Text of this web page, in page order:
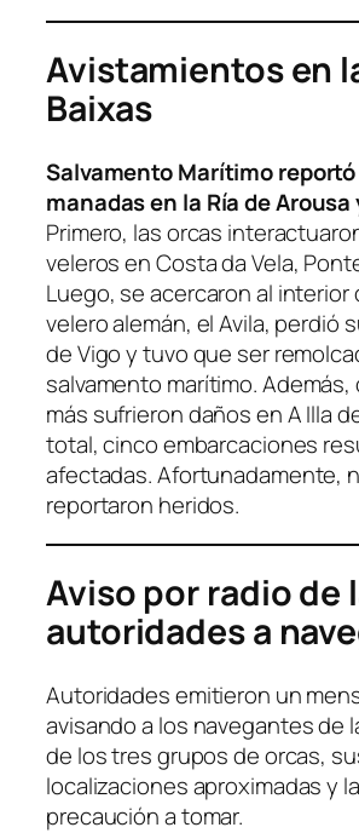
Avistamientos en
Baixas
Salvamento Marítimo
manadas en la Ría de Arousa
Primero, las orcas
veleros en Costa da Vela,
Luego, se acercaron al interior
velero alemán, el Avila, perdió
de Vigo y tuvo que ser
salvamento marítimo.
más sufrieron daños en A Illa
total, cinco embarcaciones
afectadas. Afortunadamente,
reportaron heridos.
Aviso por radio de
autoridades a
Autoridades emitieron un
avisando a los navegantes de
de los tres grupos de orcas,
localizaciones aproximadas y
precaución a tomar.